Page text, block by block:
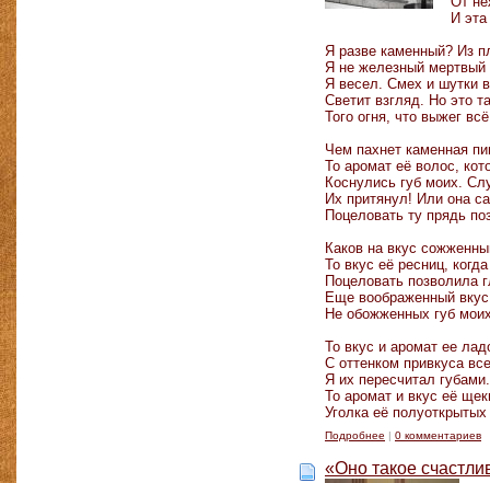
И
Я разве каменный? Из
Я не железный мертвый
Я весел. Смех и шутки
Светит взгляд. Но это
Того огня, что выжег
Чем пахнет каменная
То аромат её волос,
Коснулись губ моих.
Их притянул! Или она
Поцеловать ту прядь
Каков на вкус
То вкус её ресниц,
Поцеловать позволила
Еще воображенный
Не обожженных губ
То вкус и аромат ее
С оттенком привкуса
Я их пересчитал
То аромат и вкус её
Уголка её полуоткрытых
Подробнее | 0 комментариев
«Оно такое